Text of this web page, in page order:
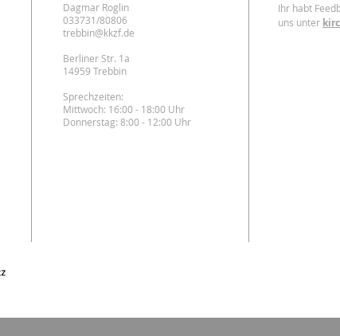
Dagmar Roglin
033731/80806
trebbin@kkzf.de
Berliner Str. 1a
14959 Trebbin
Sprechzeiten:
Mittwoch: 16:00 - 18:00 Uhr
Donnerstag: 8:00 - 12:00 Uhr
Ihr habt
uns unter